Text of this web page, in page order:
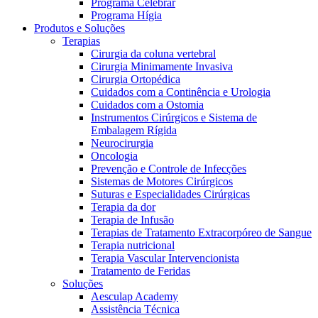
Aesculap Academy
Educação continuada para profissionais da saúde. Acesse a
Aesculap Academy Brasil e inscreva-se!
Entre em contato conosco.
Programa Celebrar
Programa Hígia
Produtos e Soluções
Terapias
Cirurgia da coluna vertebral
Cirurgia Minimamente Invasiva
Cirurgia Ortopédica
Cuidados com a Continência e Urologia
Cuidados com a Ostomia
Instrumentos Cirúrgicos e Sistema de
Embalagem Rígida
Neurocirurgia
Oncologia
Prevenção e Controle de Infecções
Sistemas de Motores Cirúrgicos
Suturas e Especialidades Cirúrgicas
Terapia da dor
Terapia de Infusão
Terapias de Tratamento Extracorpóreo de Sangue
Terapia nutricional
Terapia Vascular Intervencionista
Tratamento de Feridas
Soluções
Aesculap Academy
Assistência Técnica